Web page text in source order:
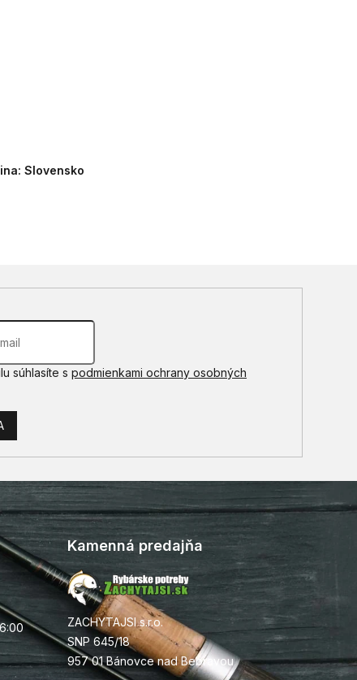
Slovensko
súhlasíte s podmienkami ochrany osobných
Kamenná predajňa
ZACHYTAJSI s.r.o.
SNP 645/18
957 01 Bánovce nad Bebravou